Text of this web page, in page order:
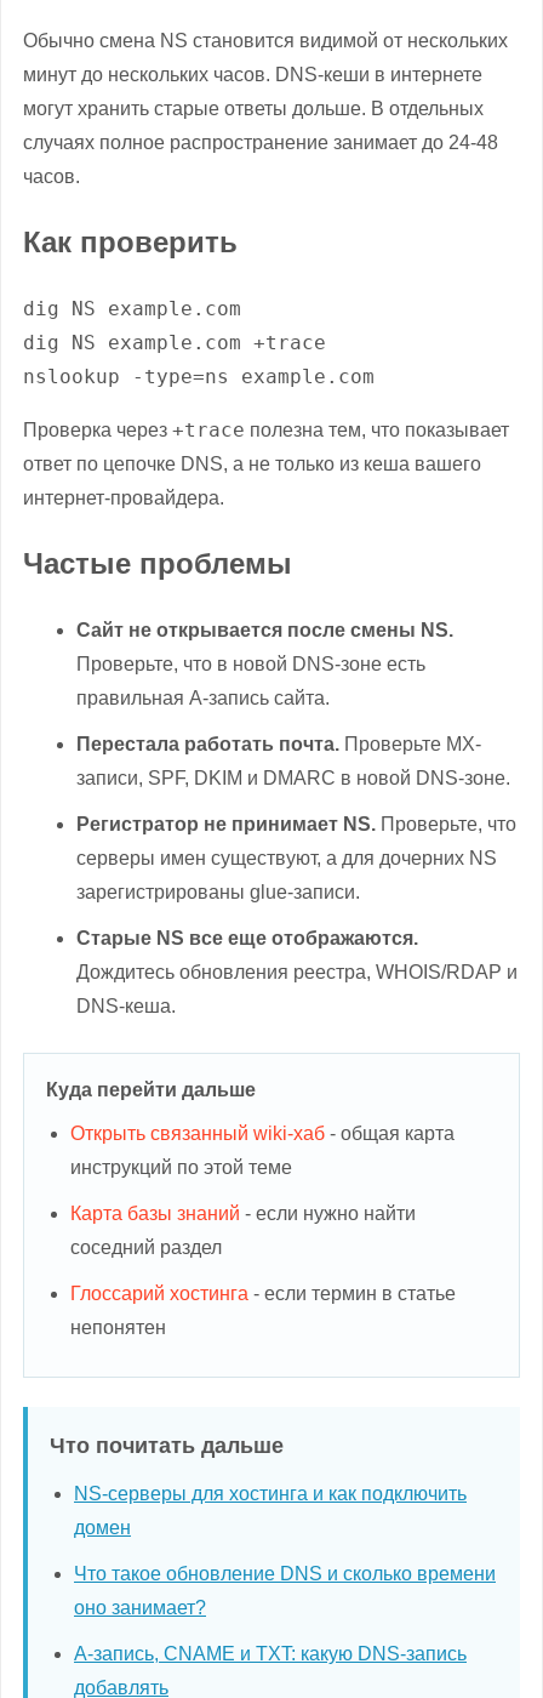
Обычно смена NS становится видимой от нескольких
минут до нескольких часов. DNS-кеши в интернете
могут хранить старые ответы дольше. В отдельных
случаях полное распространение занимает до 24-48
часов.
Как проверить
dig NS example.com
dig NS example.com +trace
nslookup -type=ns example.com
Проверка через +trace полезна тем, что показывает
ответ по цепочке DNS, а не только из кеша вашего
интернет-провайдера.
Частые проблемы
Сайт не открывается после смены NS.
Проверьте, что в новой DNS-зоне есть
правильная A-запись сайта.
Перестала работать почта. Проверьте MX-
записи, SPF, DKIM и DMARC в новой DNS-зоне.
Регистратор не принимает NS. Проверьте, что
серверы имен существуют, а для дочерних NS
зарегистрированы glue-записи.
Старые NS все еще отображаются.
Дождитесь обновления реестра, WHOIS/RDAP и
DNS-кеша.
Куда перейти дальше
Открыть связанный wiki-хаб - общая карта
инструкций по этой теме
Карта базы знаний - если нужно найти
соседний раздел
Глоссарий хостинга - если термин в статье
непонятен
Что почитать дальше
NS-серверы для хостинга и как подключить
домен
Что такое обновление DNS и сколько времени
оно занимает?
A-запись, CNAME и TXT: какую DNS-запись
добавлять